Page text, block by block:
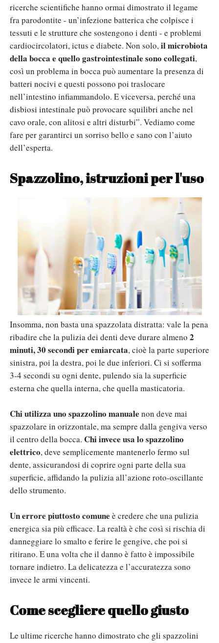
ricerche scientifiche hanno ormai dimostrato il legame
fra parodontite - un’infezione batterica che colpisce i
tessuti e le strutture che sostengono i denti - e problemi
cardiocircolatori, ictus e diabete. Non solo,il microbiota
della bocca e quello gastrointestinale sono collegati,
così un problema in bocca può aumentare la presenza di
batteri nocivi e questi possono poi traslocare
nell’intestino infiammandolo. E viceversa, perché una
disbiosi intestinale può provocare squilibri anche nel
cavo orale, con alitosi e altri disturbi”. Vediamo come
fare per garantirci un sorriso bello e sano con l’aiuto
dell’esperta.
Spazzolino, istruzioni per l'uso
Insomma, non basta una spazzolata distratta: vale la pena
ribadire che la pulizia dei denti deve durare almeno 2
minuti, 30 secondi per emiarcata, cioè la parte superiore
sinistra, poi la destra, poi le due inferiori. Ci si sofferma
3-4 secondi su ogni dente, pulendo sia la superficie
esterna che quella interna, che quella masticatoria.
Chi utilizza uno spazzolino manuale non deve mai
spazzolare in orizzontale, ma sempre dalla gengiva verso
il centro della bocca. Chi invece usa lo spazzolino
elettrico, deve semplicemente mantenerlo fermo sul
dente, assicurandosi di coprire ogni parte della sua
superficie, affidando la pulizia all’azione roto-oscillante
dello strumento.
Un errore piuttosto comune è credere che una pulizia
energica sia più efficace. La realtà è che così si rischia di
danneggiare lo smalto e ferire le gengive, che poi si
ritirano. E una volta che il danno è fatto è impossibile
tornare indietro. La delicatezza e l’accuratezza sono
invece le armi vincenti.
Come scegliere quello giusto
Le ultime ricerche hanno dimostrato che gli spazzolini